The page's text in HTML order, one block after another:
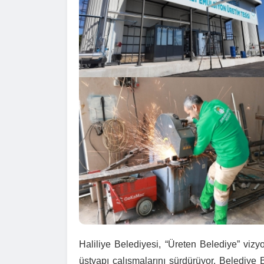
Haliliye Belediyesi, “Üreten Belediye”
üstyapı çalışmalarını sürdürüyor.